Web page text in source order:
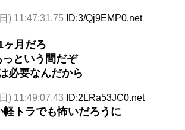
) 11:47:31.75 ID:3/Qj9EMP0.net
ヶ月だろ
という間だぞ
必要なんだから
) 11:49:07.43 ID:2LRa53JC0.net
トラでも怖いだろうに